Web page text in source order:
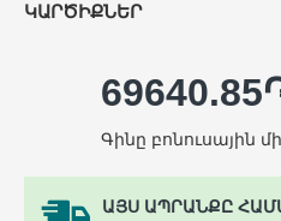
ԿԱՐԾԻՔՆԵՐ
ԱՅՍ ԱՊՐԱՆՔԸ
Գինը բոնուսային